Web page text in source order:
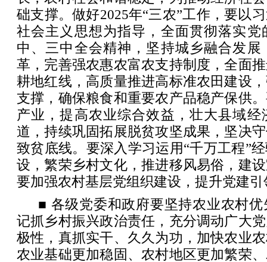
础支撑。做好2025年“三农”工作，要以
社会主义思想为指导，全面贯彻落实党
中、三中全会精神，坚持城乡融合发展
革，完善强农惠农富农支持制度，全面
耕地红线，高质量推进高标准农田建设
支撑，确保粮食和重要农产品稳产保供
产业，提高农业综合效益，壮大县域
道，持续巩固拓展脱贫攻坚成果，坚决
致贫底线。要深入学习运用“千万工程”
设，繁荣乡村文化，推进移风易俗，建
要加强农村基层党组织建设，提升党建
■ 各级党委和政府要坚持农业农村
记抓乡村振兴政治责任，充分调动广大
极性，真抓实干、久久为功，加快农业
农业基础更加稳固、农村地区更加繁荣